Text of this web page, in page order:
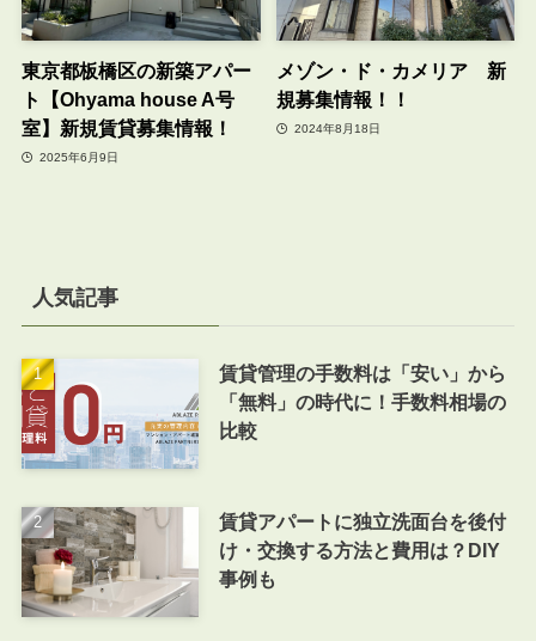
東京都板橋区の新築アパー
ト【Ohyama house A号
室】新規賃貸募集情報！
2025年6月9日
メゾン・ド・カメリア 新
規募集情報！！
2024年8月18日
人気記事
賃貸管理の手数料は「安い」から
「無料」の時代に！手数料相場の
比較
賃貸アパートに独立洗面台を後付
け・交換する方法と費用は？DIY
事例も